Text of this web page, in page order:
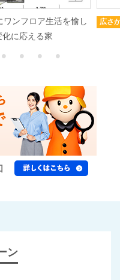
ンフロア生活を愉し
に応える家
広さ
ン